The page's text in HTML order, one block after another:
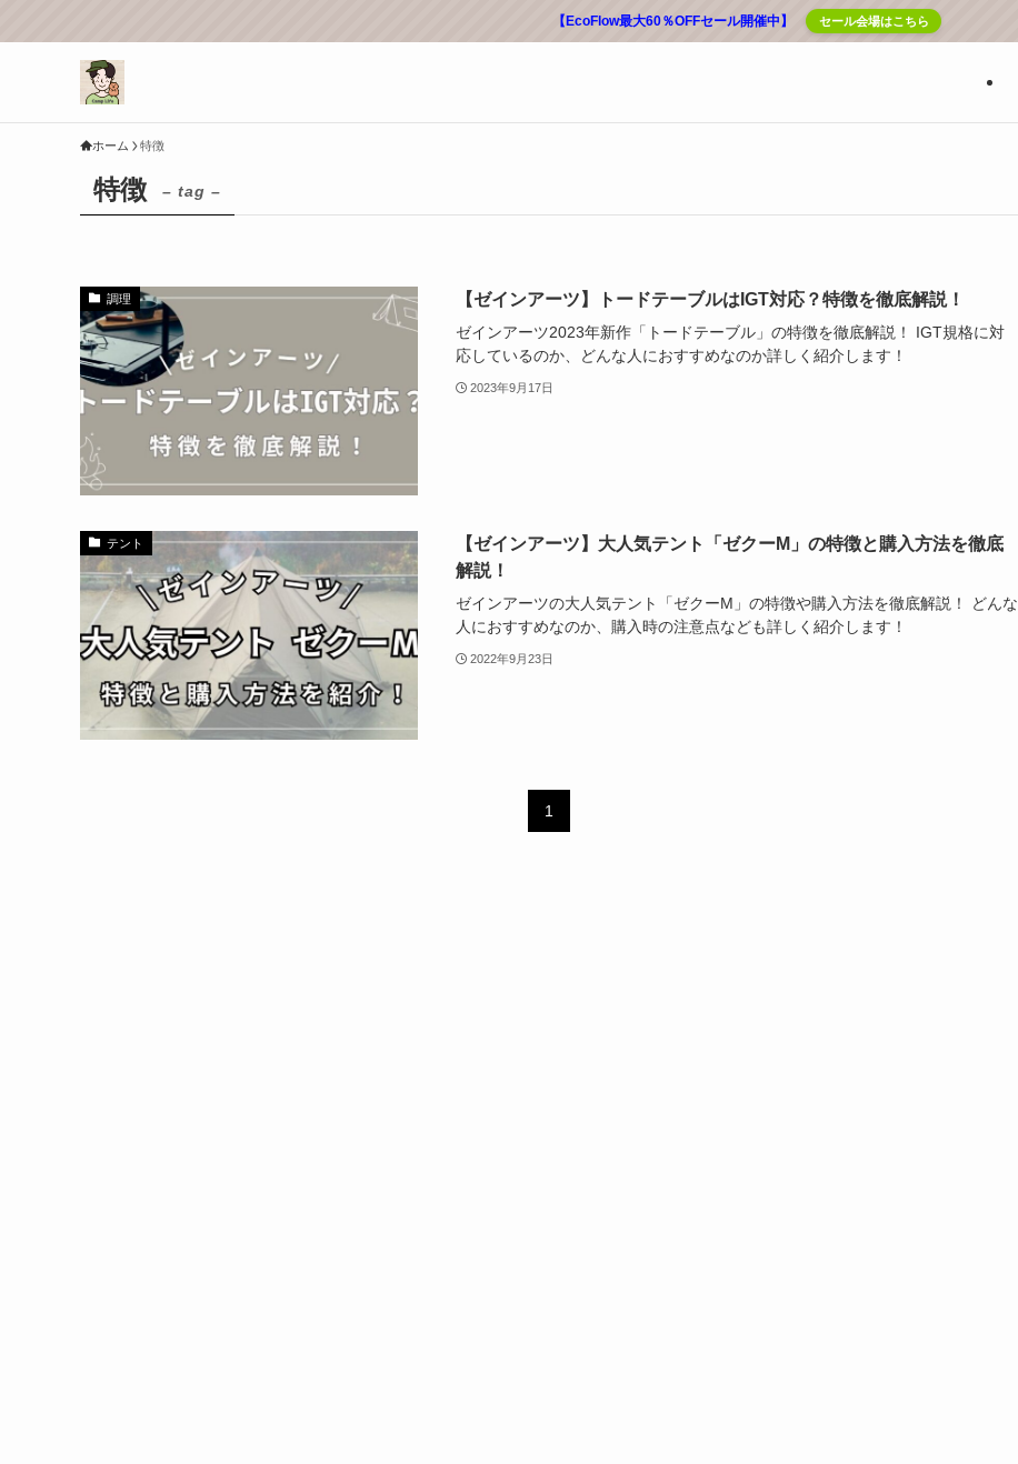
【EcoFlow最大60％OFFセール開催中】 セール会場はこちら
ホーム 特徴
特徴 – tag –
調理 【ゼインアーツ】トードテーブルはIGT対応？特徴を徹底解説！
ゼインアーツ2023年新作「トードテーブル」の特徴を徹底解説！ IGT規格に対
応しているのか、どんな人におすすめなのか詳しく紹介します！
2023年9月17日
テント
【ゼインアーツ】大人気テント「ゼクーM」の特徴と購入方法を徹底
解説！
ゼインアーツの大人気テント「ゼクーM」の特徴や購入方法を徹底解説！ どんな
人におすすめなのか、購入時の注意点なども詳しく紹介します！
2022年9月23日
1